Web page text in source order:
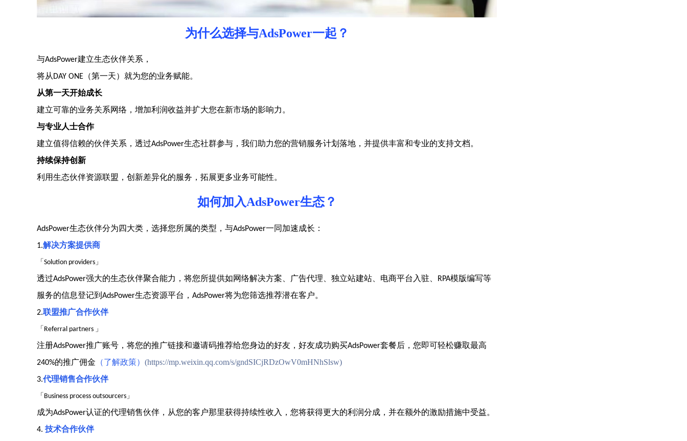
为什么选择与AdsPower一起？
与AdsPower建立生态伙伴关系，
将从 DAY ONE （第一天）就为您的业务赋能。
从第一天开始成长
建立可靠的业务关系网络，增加利润收益并扩大您在新市场的影响力。
与专业人士合作
建立值得信赖的伙伴关系，透过AdsPower生态社群参与，我们助力您的营销服务计划落地，并提供丰富和专业的支持文档。
持续保持创新
利用生态伙伴资源联盟，创新差异化的服务，拓展更多业务可能性。
如何加入AdsPower生态？
AdsPower生态伙伴分为四大类，选择您所属的类型，与AdsPower一同加速成长：
1.解决方案提供商
「Solution providers 」
透过AdsPower强大的生态伙伴聚合能力，将您所提供如网络解决方案、广告代理、独立站建站、电商平台入驻、 RPA模版编写等
服务的信息登记到 AdsPower生态资源平台， AdsPower将为您筛选推荐潜在客户。
2.联盟推广合作伙伴
「 Referral partners 」
注册AdsPower推广账号，将您的推广链接和邀请码推荐给您身边的好友，好友成功购买AdsPower套餐后，您即可轻松赚取最高
240%的推广佣金 （了解政策） (https://mp.weixin.qq.com/s/gndSICjRDzOwV0mHNhSlsw)
3.代理销售合作伙伴
「 Business process outsourcers 」
成为AdsPower认证的代理销售伙伴，从您的客户那里获得持续性收入，您将获得更大的利润分成，并在额外的激励措施中受益。
4. 技术合作伙伴